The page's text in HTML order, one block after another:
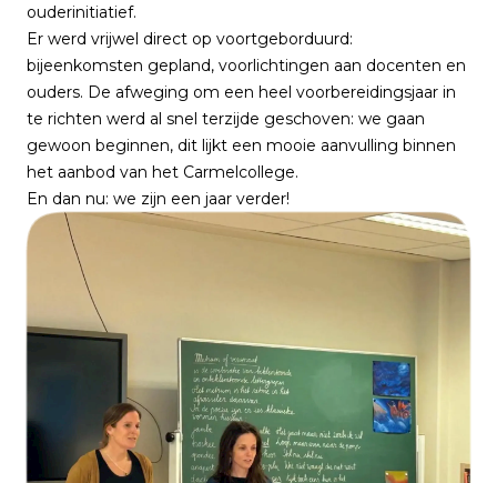
ouderinitiatief.
Er werd vrijwel direct op voortgeborduurd:
bijeenkomsten gepland, voorlichtingen aan docenten en
ouders. De afweging om een heel voorbereidingsjaar in
te richten werd al snel terzijde geschoven: we gaan
gewoon beginnen, dit lijkt een mooie aanvulling binnen
het aanbod van het Carmelcollege.
En dan nu: we zijn een jaar verder!